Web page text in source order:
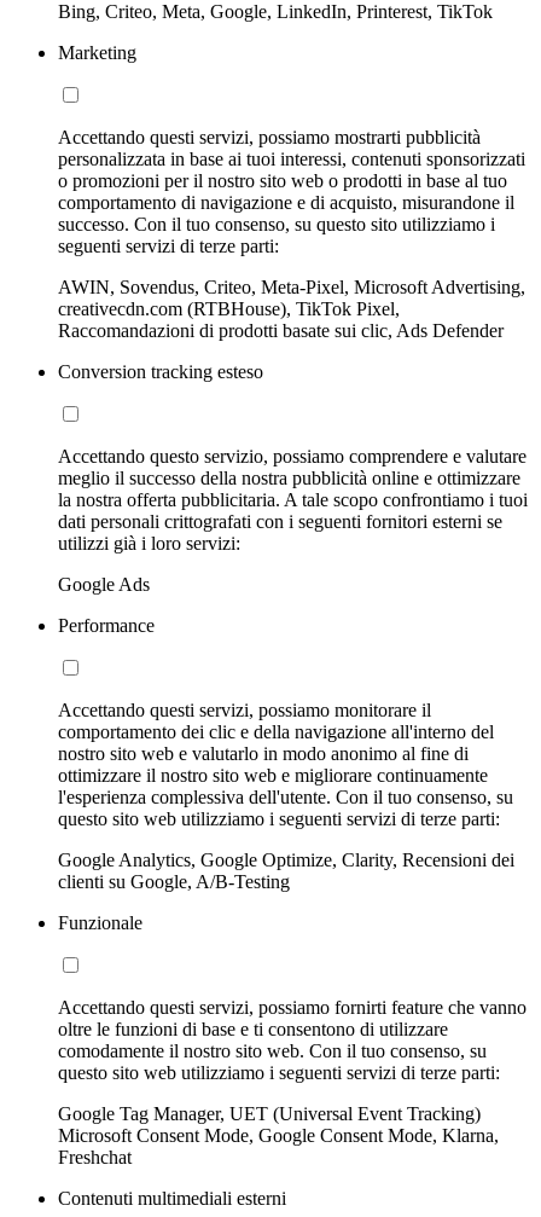
Bing, Criteo, Meta, Google, LinkedIn, Printerest, TikTok
Marketing
Accettando questi servizi, possiamo mostrarti pubblicità
personalizzata in base ai tuoi interessi, contenuti sponsorizzati
o promozioni per il nostro sito web o prodotti in base al tuo
comportamento di navigazione e di acquisto, misurandone il
successo. Con il tuo consenso, su questo sito utilizziamo i
seguenti servizi di terze parti:
AWIN, Sovendus, Criteo, Meta-Pixel, Microsoft Advertising,
creativecdn.com (RTBHouse), TikTok Pixel,
Raccomandazioni di prodotti basate sui clic, Ads Defender
Conversion tracking esteso
Accettando questo servizio, possiamo comprendere e valutare
meglio il successo della nostra pubblicità online e ottimizzare
la nostra offerta pubblicitaria. A tale scopo confrontiamo i tuoi
dati personali crittografati con i seguenti fornitori esterni se
utilizzi già i loro servizi:
Google Ads
Performance
Accettando questi servizi, possiamo monitorare il
comportamento dei clic e della navigazione all'interno del
nostro sito web e valutarlo in modo anonimo al fine di
ottimizzare il nostro sito web e migliorare continuamente
l'esperienza complessiva dell'utente. Con il tuo consenso, su
questo sito web utilizziamo i seguenti servizi di terze parti:
Google Analytics, Google Optimize, Clarity, Recensioni dei
clienti su Google, A/B-Testing
Funzionale
Accettando questi servizi, possiamo fornirti feature che vanno
oltre le funzioni di base e ti consentono di utilizzare
comodamente il nostro sito web. Con il tuo consenso, su
questo sito web utilizziamo i seguenti servizi di terze parti:
Google Tag Manager, UET (Universal Event Tracking)
Microsoft Consent Mode, Google Consent Mode, Klarna,
Freshchat
Contenuti multimediali esterni